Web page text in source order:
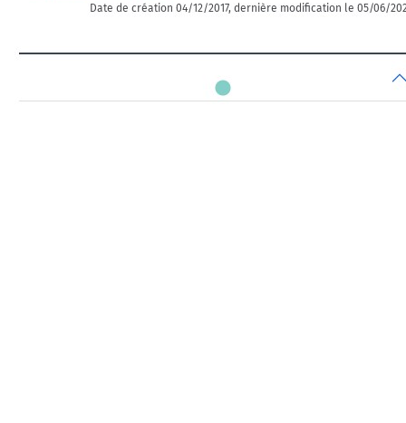
Date de création 04/12/2017, dernière modification le 05/06/